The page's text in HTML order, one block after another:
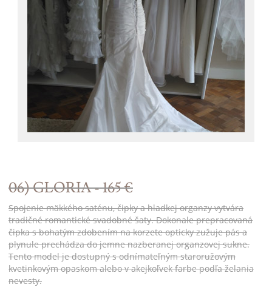
06) GLORIA - 165 €
Spojenie mäkkého saténu, čipky a hladkej organzy vytvára
tradičné romantické svadobné šaty. Dokonale prepracovaná
čipka s bohatým zdobením na korzete opticky zužuje pás a
plynule prechádza do jemne nazberanej organzovej sukne.
Tento model je dostupný s odnímateľným staroružovým
kvetinkovým opaskom alebo v akejkoľvek farbe podľa želania
nevesty.